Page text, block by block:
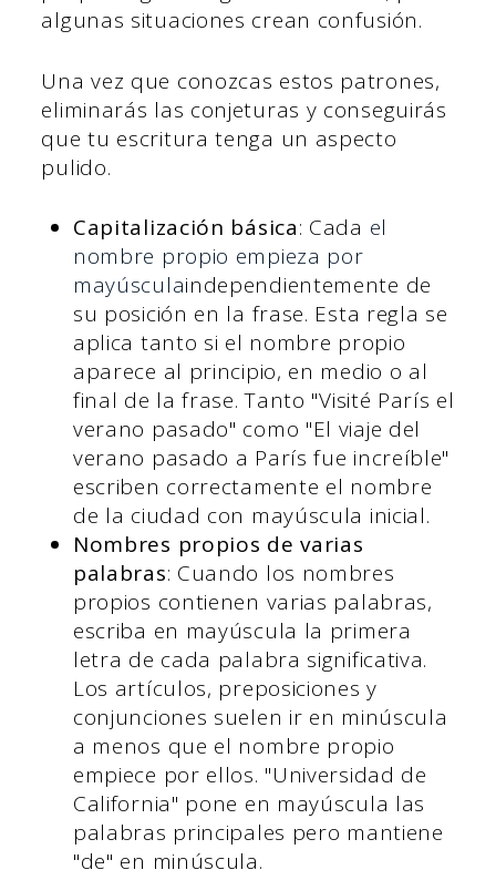
algunas situaciones crean confusión.
Una vez que conozcas estos patrones,
eliminarás las conjeturas y conseguirás
que tu escritura tenga un aspecto
pulido.
Capitalización básica: Cada el
nombre propio empieza por
mayúsculaindependientemente de
su posición en la frase. Esta regla se
aplica tanto si el nombre propio
aparece al principio, en medio o al
final de la frase. Tanto "Visité París el
verano pasado" como "El viaje del
verano pasado a París fue increíble"
escriben correctamente el nombre
de la ciudad con mayúscula inicial.
Nombres propios de varias
palabras: Cuando los nombres
propios contienen varias palabras,
escriba en mayúscula la primera
letra de cada palabra significativa.
Los artículos, preposiciones y
conjunciones suelen ir en minúscula
a menos que el nombre propio
empiece por ellos. "Universidad de
California" pone en mayúscula las
palabras principales pero mantiene
"de" en minúscula.